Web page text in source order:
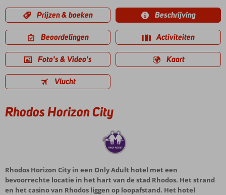
Prijzen & boeken Beschrijving
Beoordelingen Activiteiten
Foto's & Video's Kaart
Vlucht
Rhodos Horizon City
Rhodos Horizon City in een Only Adult hotel met een
bevoorrechte locatie in het hart van de stad Rhodos. Het strand
en het casino van Rhodos liggen op loopafstand. Het hotel